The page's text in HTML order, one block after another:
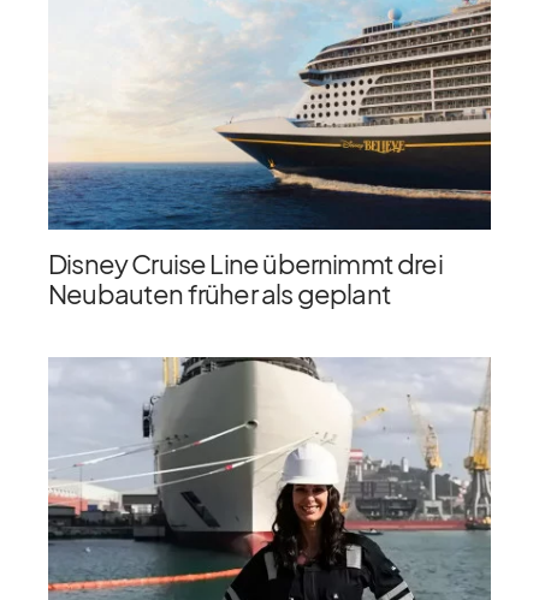
Disney Cruise Line übernimmt drei
Neubauten früher als geplant